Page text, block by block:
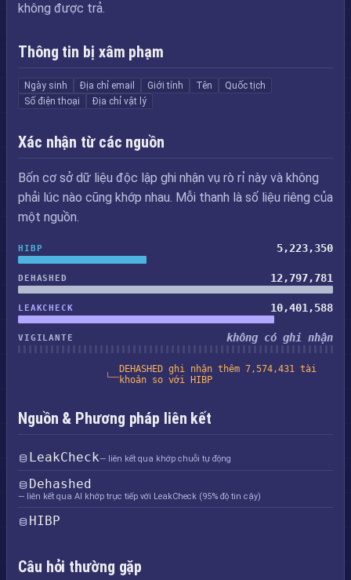
không được trả.
Thông tin bị xâm phạm
Ngày sinh Địa chỉ email Giới tính Tên
Quốc tịch
Số điện thoại
Địa chỉ vật lý
Xác nhận từ các nguồn
Bốn cơ sở dữ liệu độc lập ghi nhận vụ rò rỉ này và không
phải lúc nào cũng khớp nhau. Mỗi thanh là số liệu riêng của
một nguồn.
HIBP 5,223,350
DEHASHED 12,797,781
LEAKCHECK 10,401,588
VIGILANTE không có ghi nhận
DEHASHED ghi nhận thêm 7,574,431 tài
khoản so với HIBP
Nguồn & Phương pháp liên kết
LeakCheck— liên kết qua khớp chuỗi tự động
Dehashed
— liên kết qua AI khớp trực tiếp với LeakCheck (95% độ tin cậy)
HIBP
Câu hỏi thường gặp